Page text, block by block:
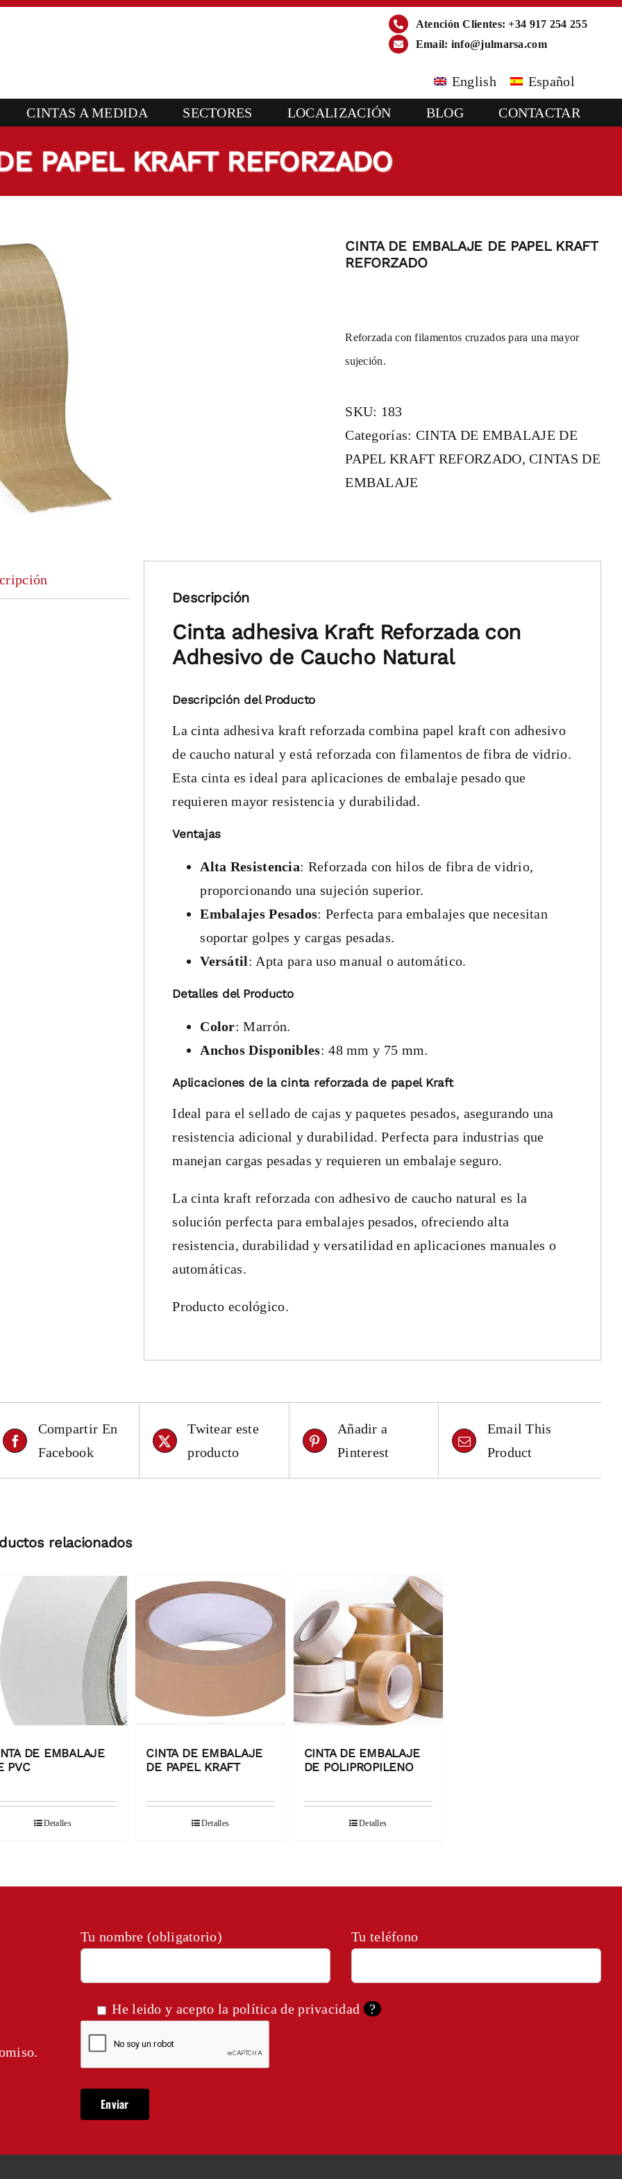
Atención Clientes: +34 917 254 255
Email: info@julmarsa.com
English Español
CINTAS A MEDIDA SECTORES LOCALIZACIÓN BLOG CONTACTAR
PAPEL KRAFT REFORZADO
CINTA DE EMBALAJE DE PAPEL KRAFT
REFORZADO
Reforzada con filamentos cruzados para una mayor
sujeción.
SKU: 183
Categorías: CINTA DE EMBALAJE DE
PAPEL KRAFT REFORZADO,CINTAS DE
EMBALAJE
Descripción
Cinta adhesiva Kraft Reforzada con
Adhesivo de Caucho Natural
Descripción del Producto
La cinta adhesiva kraft reforzada combina papel kraft con adhesivo
de caucho natural y está reforzada con filamentos de fibra de vidrio.
Esta cinta es ideal para aplicaciones de embalaje pesado que
requieren mayor resistencia y durabilidad.
Ventajas
Alta Resistencia: Reforzada con hilos de fibra de vidrio,
proporcionando una sujeción superior.
Embalajes Pesados: Perfecta para embalajes que necesitan
soportar golpes y cargas pesadas.
Versátil: Apta para uso manual o automático.
Detalles del Producto
Color: Marrón.
Anchos Disponibles: 48 mm y 75 mm.
Aplicaciones de la cinta reforzada de papel Kraft
Ideal para el sellado de cajas y paquetes pesados, asegurando una
resistencia adicional y durabilidad. Perfecta para industrias que
manejan cargas pesadas y requieren un embalaje seguro.
La cinta kraft reforzada con adhesivo de caucho natural es la
solución perfecta para embalajes pesados, ofreciendo alta
resistencia, durabilidad y versatilidad en aplicaciones manuales o
automáticas.
Producto ecológico.
Compartir En
Facebook
Twitear este
producto
Añadir a
Pinterest
Email This
Product
relacionados
DE EMBALAJE
PVC
Detalles
CINTA DE EMBALAJE
DE PAPEL KRAFT
Detalles
CINTA DE EMBALAJE
DE POLIPROPILENO
Detalles
Tu nombre (obligatorio) Tu teléfono
He leido y acepto la política de privacidad ?